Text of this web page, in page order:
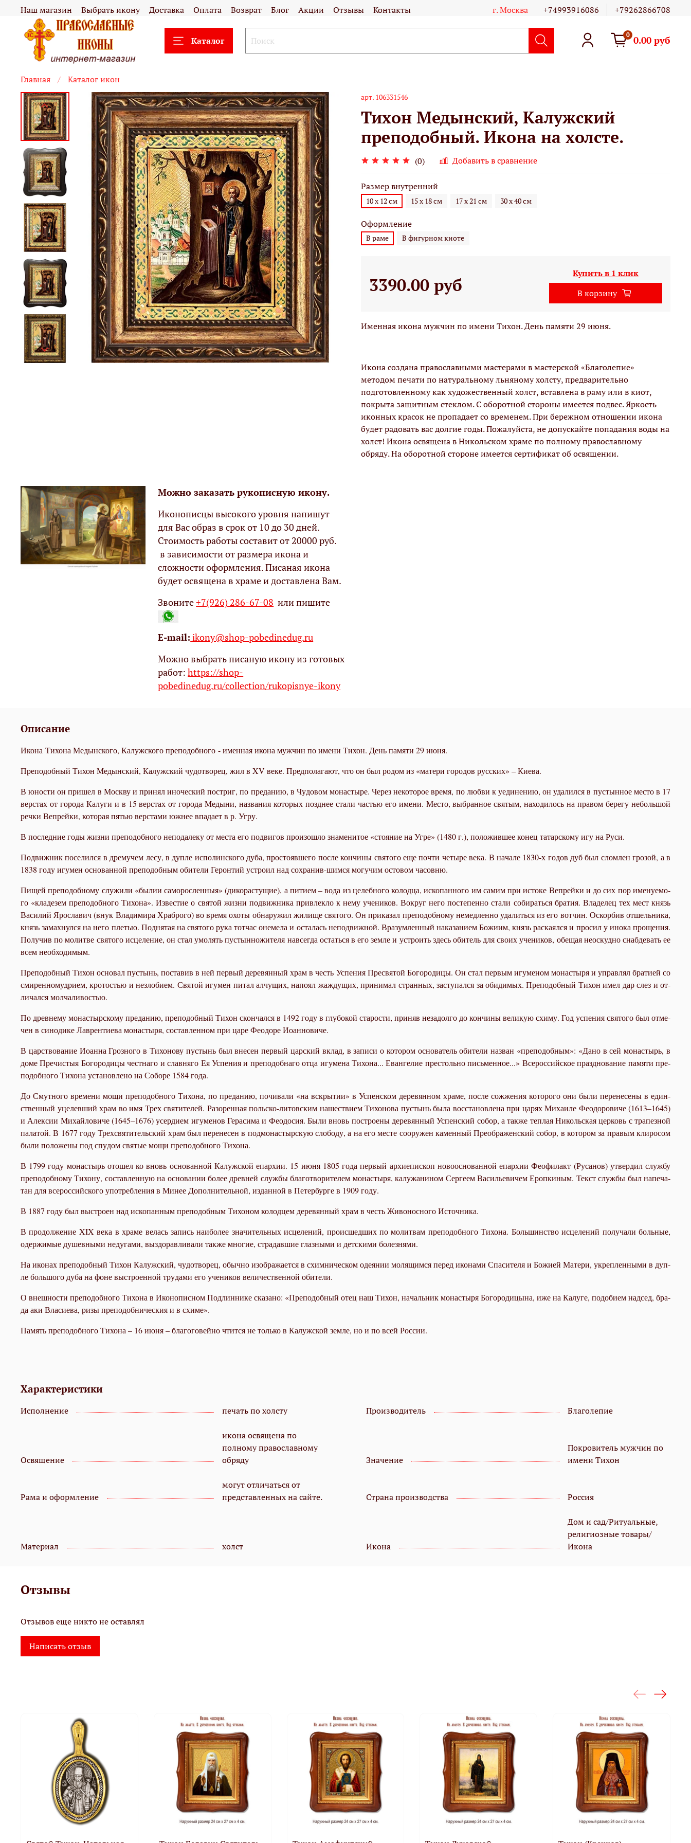
Наш магазин Выбрать икону Доставка Оплата Возврат Блог Акции Отзывы Контакты г. Москва +74993916086 +79262866708
Каталог
0 0.00 руб
Главная Каталог икон
арт. 106331546
Тихон Медынский, Калужский
преподобный. Икона на холсте.
(0) Добавить в сравнение
Размер внутренний
10 х 12 см 15 х 18 см 17 х 21 см 30 х 40 см
Оформление
В раме В фигурном киоте
3390.00 руб
Купить в 1 клик
В корзину
Именная икона мужчин по имени Тихон. День памяти 29 июня.
Икона создана православными мастерами в мастерской «Благолепие»
методом печати по натуральному льняному холсту, предварительно
подготовленному как художественный холст, вставлена в раму или в киот,
покрыта защитным стеклом. С оборотной стороны имеется подвес. Яркость
иконных красок не пропадает со временем. При бережном отношении икона
будет радовать вас долгие годы. Пожалуйста, не допускайте попадания воды на
холст! Икона освящена в Никольском храме по полному православному
обряду. На оборотной стороне имеется сертификат об освящении.
Можно заказать рукописную икону.
Иконописцы высокого уровня напишут
для Вас образ в срок от 10 до 30 дней.
Стоимость работы составит от 20000 руб.
в зависимости от размера икона и
сложности оформления. Писаная икона
будет освящена в храме и доставлена Вам.
Звоните+7(926) 286-67-08 или пишите
Е-mail: ikony@shop-pobedinedug.ru
Можно выбрать писаную икону из готовых
работ:https://shop-
pobedinedug.ru/collection/rukopisnye-ikony
Описание
Икона Тихона Медынского, Калужского преподобного - именная икона мужчин по имени Тихон. День памяти 29 июня.
Пре­по­доб­ный Ти­хон Медын­ский, Ка­луж­ский чу­до­тво­рец, жил в XV ве­ке. Пред­по­ла­га­ют, что он был ро­дом из «ма­те­ри го­ро­дов рус­ских» – Ки­е­ва.
В юно­сти он при­шел в Моск­ву и при­нял ино­че­ский по­стриг, по пре­да­нию, в Чу­до­вом мо­на­сты­ре. Через неко­то­рое вре­мя, по люб­ви к уеди­не­нию, он уда­лил­ся в пу­стын­ное ме­сто в 17
вер­стах от го­ро­да Ка­лу­ги и в 15 вер­стах от го­ро­да Меды­ни, на­зва­ния ко­то­рых позд­нее ста­ли ча­стью его име­ни. Ме­сто, вы­бран­ное свя­тым, на­хо­ди­лось на пра­вом бе­ре­гу неболь­шой
реч­ки Веп­рейки, ко­то­рая пя­тью вер­ста­ми юж­нее впа­да­ет в р. Уг­ру.
В по­след­ние го­ды жиз­ни пре­по­доб­но­го непо­да­ле­ку от ме­ста его по­дви­гов про­изо­шло зна­ме­ни­тое «сто­я­ние на Уг­ре» (1480 г.), по­ло­жив­шее ко­нец та­тар­ско­му игу на Ру­си.
По­движ­ник по­се­лил­ся в дре­му­чем ле­су, в дуп­ле ис­по­лин­ско­го ду­ба, про­сто­яв­ше­го по­сле кон­чи­ны свя­то­го еще по­чти че­ты­ре ве­ка. В на­ча­ле 1830-х го­дов дуб был слом­лен гро­зой, а в
1838 го­ду игу­мен ос­но­ван­ной пре­по­доб­ным оби­те­ли Ге­рон­тий устро­ил над со­хра­нив-шим­ся мо­гу­чим осто­вом ча­сов­ню.
Пи­щей пре­по­доб­но­му слу­жи­ли «бы­лии са­мо­рос­лен­ныя» (ди­ко­рас­ту­щие), а пи­ти­ем – во­да из це­леб­но­го ко­лод­ца, ис­ко­пан­но­го им са­мим при ис­то­ке Веп­рейки и до сих пор име­ну­е­мо­
го «кла­де­зем пре­по­доб­но­го Ти­хо­на». Из­ве­стие о свя­той жиз­ни по­движ­ни­ка при­влек­ло к нему уче­ни­ков. Во­круг него по­сте­пен­но ста­ли со­би­рать­ся бра­тия. Вла­де­лец тех мест князь
Ва­си­лий Яро­сла­вич (внук Вла­ди­ми­ра Храб­ро­го) во вре­мя охо­ты об­на­ру­жил жи­ли­ще свя­то­го. Он при­ка­зал пре­по­доб­но­му немед­лен­но уда­лить­ся из его вот­чин. Оскор­бив от­шель­ни­ка,
князь за­мах­нул­ся на него пле­тью. Под­ня­тая на свя­то­го ру­ка тот­час оне­ме­ла и оста­лась непо­движ­ной. Вра­зум­лен­ный на­ка­за­ни­ем Бо­жи­им, князь рас­ка­ял­ся и про­сил у ино­ка про­ще­ния.
По­лу­чив по мо­лит­ве свя­то­го ис­це­ле­ние, он стал умо­лять пу­стын­но­жи­те­ля на­все­гда остать­ся в его зем­ле и устро­ить здесь оби­тель для сво­их уче­ни­ков, обе­щая неоскуд­но снаб­де­вать ее
всем необ­хо­ди­мым.
Пре­по­доб­ный Ти­хон ос­но­вал пу­стынь, по­ста­вив в ней пер­вый де­ре­вян­ный храм в честь Успе­ния Пре­свя­той Бо­го­ро­ди­цы. Он стал пер­вым игу­ме­ном мо­на­сты­ря и управ­лял бра­ти­ей со
сми­рен­но­муд­ри­ем, кро­то­стью и незло­би­ем. Свя­той игу­мен пи­тал ал­чу­щих, на­по­ял жаж­ду­щих, при­ни­мал стран­ных, за­сту­пал­ся за оби­ди­мых. Пре­по­доб­ный Ти­хон имел дар слез и от­
ли­чал­ся мол­ча­ли­во­стью.
По древ­не­му мо­на­стыр­ско­му пре­да­нию, пре­по­доб­ный Ти­хон скон­чал­ся в 1492 го­ду в глу­бо­кой ста­ро­сти, при­няв неза­дол­го до кон­чи­ны ве­ли­кую схи­му. Год успе­ния свя­то­го был от­ме­
чен в си­но­ди­ке Лав­рен­ти­е­ва мо­на­сты­ря, со­став­лен­ном при ца­ре Фе­о­до­ре Иоан­но­ви­че.
В цар­ство­ва­ние Иоан­на Гроз­но­го в Ти­хо­но­ву пу­стынь был вне­сен пер­вый цар­ский вклад, в за­пи­си о ко­то­ром ос­но­ва­тель оби­те­ли на­зван «пре­по­доб­ным»: «Да­но в сей мо­на­стырь, в
до­ме Пре­чи­стыя Бо­го­ро­ди­цы чест­на­го и слав­ня­го Ея Успе­ния и пре­по­доб­на­го от­ца игу­ме­на Ти­хо­на... Еван­ге­лие пре­столь­но пись­мен­ное...» Все­рос­сий­ское празд­но­ва­ние па­мя­ти пре­
по­доб­но­го Ти­хо­на уста­нов­ле­но на Со­бо­ре 1584 го­да.
До Смут­но­го вре­ме­ни мо­щи пре­по­доб­но­го Ти­хо­на, по пре­да­нию, по­чи­ва­ли «на вскры­тии» в Успен­ском де­ре­вян­ном хра­ме, по­сле со­жже­ния ко­то­ро­го они бы­ли пе­ре­не­се­ны в един­
ствен­ный уцелев­ший храм во имя Трех свя­ти­те­лей. Ра­зо­рен­ная поль­ско-ли­тов­ским на­ше­стви­ем Ти­хо­но­ва пу­стынь бы­ла вос­ста­нов­ле­на при ца­рях Ми­ха­и­ле Фе­о­до­ро­ви­че (1613–1645)
и Алек­сии Ми­хай­ло­ви­че (1645–1676) усер­ди­ем игу­ме­нов Ге­ра­си­ма и Фе­о­до­сия. Бы­ли вновь по­стро­е­ны де­ре­вян­ный Успен­ский со­бор, а так­же теп­лая Ни­коль­ская цер­ковь с тра­пез­ной
па­ла­той. В 1677 го­ду Трех­свя­ти­тель­ский храм был пе­ре­не­сен в под­мо­на­стыр­скую сло­бо­ду, а на его ме­сте со­ору­жен ка­мен­ный Пре­об­ра­жен­ский со­бор, в ко­то­ром за пра­вым кли­ро­сом
бы­ли по­ло­же­ны под спу­дом свя­тые мо­щи пре­по­доб­но­го Ти­хо­на.
В 1799 го­ду мо­на­стырь ото­шел ко вновь ос­но­ван­ной Ка­луж­ской епар­хии. 15 июня 1805 го­да пер­вый ар­хи­епи­скоп но­во­ос­но­ван­ной епар­хии Фе­о­фи­лакт (Ру­са­нов) утвер­дил служ­бу
пре­по­доб­но­му Ти­хо­ну, со­став­лен­ную на ос­но­ва­нии бо­лее древ­ней служ­бы бла­го­тво­ри­те­лем мо­на­сты­ря, ка­лу­жа­ни­ном Сер­ге­ем Ва­си­лье­ви­чем Ероп­ки­ным. Текст служ­бы был на­пе­ча­
тан для все­рос­сий­ско­го упо­треб­ле­ния в Ми­нее До­пол­ни­тель­ной, из­дан­ной в Пе­тер­бур­ге в 1909 го­ду.
В 1887 го­ду был вы­стро­ен над ис­ко­пан­ным пре­по­доб­ным Ти­хо­ном ко­лод­цем де­ре­вян­ный храм в честь Жи­во­нос­но­го Ис­точ­ни­ка.
В про­дол­же­ние XIX ве­ка в хра­ме ве­лась за­пись наи­бо­лее зна­чи­тель­ных ис­це­ле­ний, про­ис­шед­ших по мо­лит­вам пре­по­доб­но­го Ти­хо­на. Боль­шин­ство ис­це­ле­ний по­лу­ча­ли боль­ные,
одер­жи­мые ду­шев­ны­ми неду­га­ми, вы­здо­рав­ли­ва­ли так­же мно­гие, стра­дав­шие глаз­ны­ми и дет­ски­ми бо­лез­ня­ми.
На ико­нах пре­по­доб­ный Ти­хон Ка­луж­ский, чу­до­тво­рец, обыч­но изо­бра­жа­ет­ся в схим­ни­че­ском оде­я­нии мо­ля­щим­ся пе­ред ико­на­ми Спа­си­те­ля и Бо­жи­ей Ма­те­ри, укреп­лен­ны­ми в дуп­
ле боль­шо­го ду­ба на фоне вы­стро­ен­ной тру­да­ми его уче­ни­ков ве­ли­че­ствен­ной оби­те­ли.
О внеш­но­сти пре­по­доб­но­го Ти­хо­на в Ико­но­пис­ном Под­лин­ни­ке ска­за­но: «Пре­по­доб­ный отец наш Ти­хон, на­чаль­ник мо­на­сты­ря Бо­го­ро­ди­цы­на, иже на Ка­лу­ге, по­до­би­ем над­сед, бра­
да аки Вла­си­е­ва, ри­зы пре­по­доб­ни­че­ския и в схи­ме».
Па­мять пре­по­доб­но­го Ти­хо­на – 16 июня – бла­го­го­вей­но чтит­ся не толь­ко в Ка­луж­ской зем­ле, но и по всей Рос­сии.
Характеристики
Исполнение печать по холсту Производитель Благолепие
Освящение
икона освящена по
полному православному
обряду
Значение
Покровитель мужчин по
имени Тихон
Рама и оформление
могут отличаться от
представленных на сайте.
Страна производства Россия
Материал холст Икона
Дом и сад/Ритуальные,
религиозные товары/
Икона
Отзывы
Отзывов еще никто не оставлял
Написать отзыв